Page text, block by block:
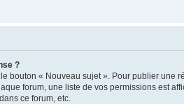
?
bouton « Nouveau sujet ». Pour publier
forum, une liste de vos permissions est
ce forum, etc.